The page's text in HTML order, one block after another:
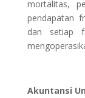
mortalitas,
pendapatan
dan setiap
Akuntansi